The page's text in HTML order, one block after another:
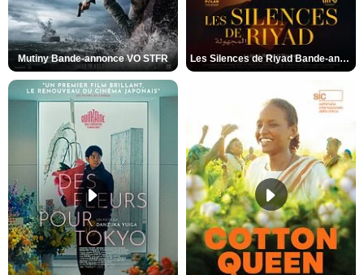
Mutiny Bande-annonce VO STFR Les Silences de Riyad Bande-annonce VO STFR